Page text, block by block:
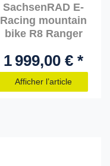
SachsenRAD E-
Racing mountain
bike R8 Ranger
1 999,00 € *
Afficher l’article